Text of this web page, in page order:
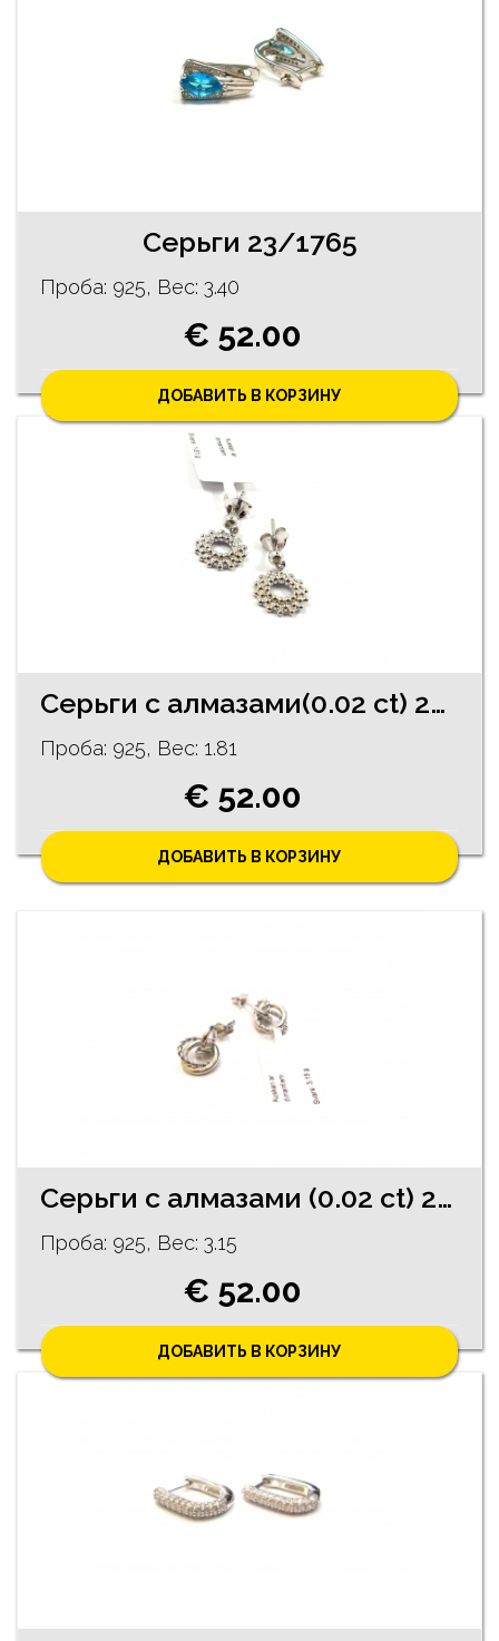
Cерьги 23/1765
Проба: 925, Bес: 3.40
€ 52.00
ДОБАВИТЬ В КОРЗИНУ
Серьги с алмазами(0.02 ct) 271/1245
Проба: 925, Bес: 1.81
€ 52.00
ДОБАВИТЬ В КОРЗИНУ
Cерьги c алмазaми (0.02 ct) 290/1245
Проба: 925, Bес: 3.15
€ 52.00
ДОБАВИТЬ В КОРЗИНУ